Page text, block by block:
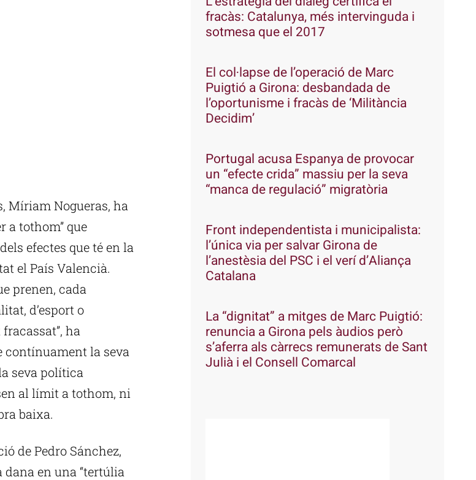
Míriam Nogueras, ha
a tothom” que
efectes que té en la
el País Valencià.
prenen, cada
d’esport o
ha
contínuament la seva
seva política
al límit a tothom, ni
baixa.
de Pedro Sánchez,
en una “tertúlia
fracàs: Catalunya, més intervinguda i
sotmesa que el 2017
El col·lapse de l’operació de Marc
Puigtió a Girona: desbandada de
l’oportunisme i fracàs de ‘Militància
Decidim’
Portugal acusa Espanya de provocar
un “efecte crida” massiu per la seva
“manca de regulació” migratòria
Front independentista i municipalista:
l’única via per salvar Girona de
l’anestèsia del PSC i el verí d’Aliança
Catalana
La “dignitat” a mitges de Marc Puigtió:
renuncia a Girona pels àudios però
s’aferra als càrrecs remunerats de Sant
Julià i el Consell Comarcal